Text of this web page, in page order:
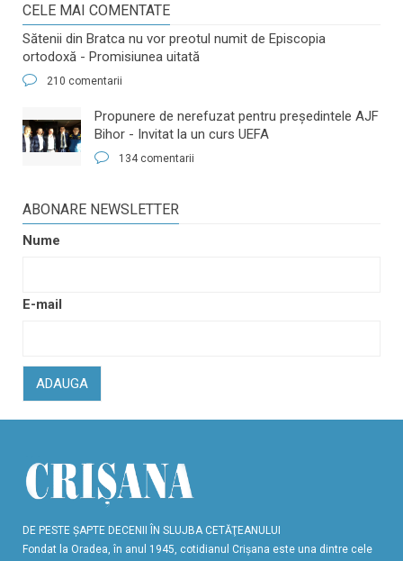
CELE MAI COMENTATE
Sătenii din Bratca nu vor preotul numit de Episcopia
ortodoxă - Promisiunea uitată
210 comentarii
​Propunere de nerefuzat pentru preşedintele AJF
Bihor - Invitat la un curs UEFA
134 comentarii
ABONARE NEWSLETTER
Nume
E-mail
ADAUGA
DE PESTE ŞAPTE DECENII ÎN SLUJBA CETĂŢEANULUI
Fondat la Oradea, în anul 1945, cotidianul Crişana este una dintre cele